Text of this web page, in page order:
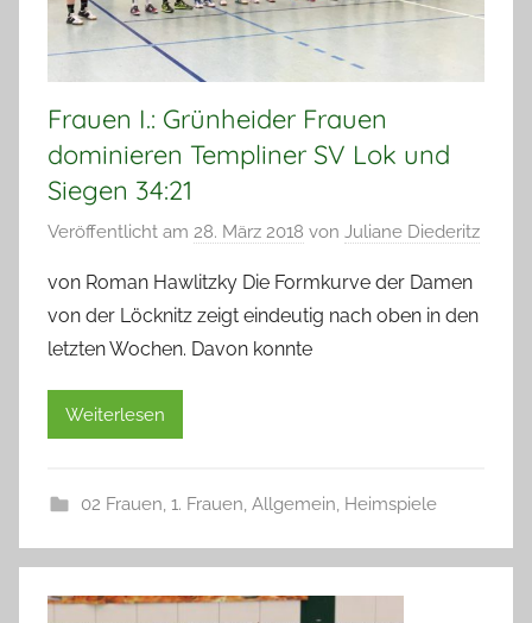
Frauen I.: Grünheider Frauen
dominieren Templiner SV Lok und
Siegen 34:21
Veröffentlicht am 28. März 2018 von Juliane Diederitz
von Roman Hawlitzky Die Formkurve der Damen
von der Löcknitz zeigt eindeutig nach oben in den
letzten Wochen. Davon konnte
Weiterlesen
02 Frauen, 1. Frauen, Allgemein, Heimspiele